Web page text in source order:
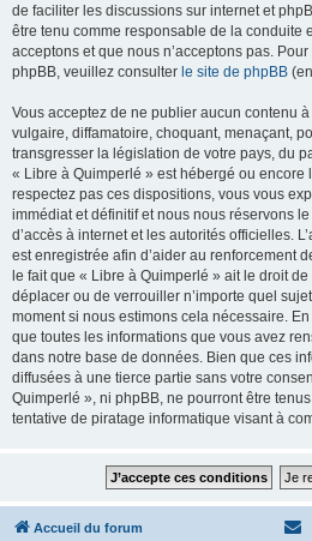
de faciliter les discussions sur internet et
être tenu comme responsable de la conduite
acceptons et que nous n’acceptons pas.
phpBB, veuillez consulter le site de phpBB
Vous acceptez de ne publier aucun contenu
vulgaire, diffamatoire, choquant, menaçant,
transgresser la législation de votre pays, du
« Libre à Quimperlé » est hébergé ou encore
respectez pas ces dispositions, vous vous
immédiat et définitif et nous nous réservons
d’accès à internet et les autorités officielles.
est enregistrée afin d’aider au renforcement
le fait que « Libre à Quimperlé » ait le droit
déplacer ou de verrouiller n’importe quel
moment si nous estimons cela nécessaire.
que toutes les informations que vous avez
dans notre base de données. Bien que ces
diffusées à une tierce partie sans votre
Quimperlé », ni phpBB, ne pourront être
tentative de piratage informatique visant à
Accueil du forum